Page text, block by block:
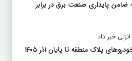
ضامن پایداری صنعت برق در برابر
خبر داد:
پلاک منطقه تا پایان آذر ۱۴۰۵